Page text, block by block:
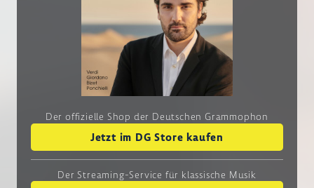
Der offizielle Shop der Deutschen Grammophon
Jetzt im DG Store kaufen
Der Streaming-Service für klassische Musik